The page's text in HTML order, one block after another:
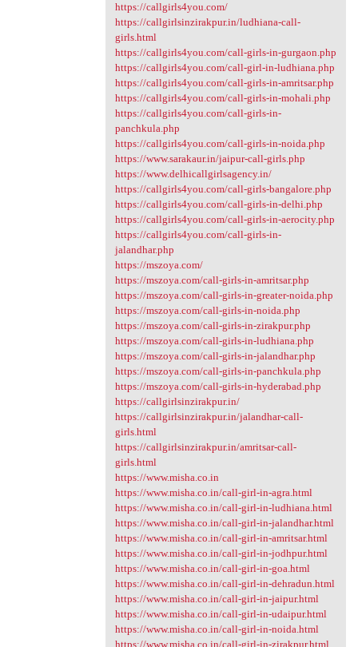
https://callgirls4you.com/
https://callgirlsinzirakpur.in/ludhiana-call-
girls.html
https://callgirls4you.com/call-girls-in-gurgaon.php
https://callgirls4you.com/call-girl-in-ludhiana.php
https://callgirls4you.com/call-girls-in-amritsar.php
https://callgirls4you.com/call-girls-in-mohali.php
https://callgirls4you.com/call-girls-in-
panchkula.php
https://callgirls4you.com/call-girls-in-noida.php
https://www.sarakaur.in/jaipur-call-girls.php
https://www.delhicallgirlsagency.in/
https://callgirls4you.com/call-girls-bangalore.php
https://callgirls4you.com/call-girls-in-delhi.php
https://callgirls4you.com/call-girls-in-aerocity.php
https://callgirls4you.com/call-girls-in-
jalandhar.php
https://mszoya.com/
https://mszoya.com/call-girls-in-amritsar.php
https://mszoya.com/call-girls-in-greater-noida.php
https://mszoya.com/call-girls-in-noida.php
https://mszoya.com/call-girls-in-zirakpur.php
https://mszoya.com/call-girls-in-ludhiana.php
https://mszoya.com/call-girls-in-jalandhar.php
https://mszoya.com/call-girls-in-panchkula.php
https://mszoya.com/call-girls-in-hyderabad.php
https://callgirlsinzirakpur.in/
https://callgirlsinzirakpur.in/jalandhar-call-
girls.html
https://callgirlsinzirakpur.in/amritsar-call-
girls.html
https://www.misha.co.in
https://www.misha.co.in/call-girl-in-agra.html
https://www.misha.co.in/call-girl-in-ludhiana.html
https://www.misha.co.in/call-girl-in-jalandhar.html
https://www.misha.co.in/call-girl-in-amritsar.html
https://www.misha.co.in/call-girl-in-jodhpur.html
https://www.misha.co.in/call-girl-in-goa.html
https://www.misha.co.in/call-girl-in-dehradun.html
https://www.misha.co.in/call-girl-in-jaipur.html
https://www.misha.co.in/call-girl-in-udaipur.html
https://www.misha.co.in/call-girl-in-noida.html
https://www.misha.co.in/call-girl-in-zirakpur.html